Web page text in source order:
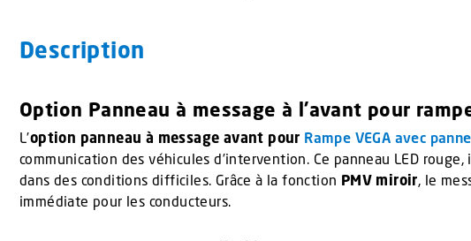
Description
Option Panneau à message à l’avant pour
L’option panneau à message avant pour Rampe VEGA avec
communication des véhicules d’intervention. Ce panneau LED
dans des conditions difficiles. Grâce à la fonction PMV miroir, le
immédiate pour les conducteurs.